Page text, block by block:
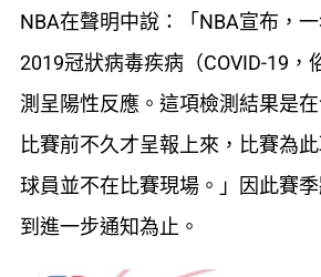
NBA在聲明中說：「NBA宣布，
2019冠狀病毒疾病（COVID-19，
測呈陽性反應。這項檢測結果是
比賽前不久才呈報上來，比賽為
球員並不在比賽現場。」因此賽
到進一步通知為止。